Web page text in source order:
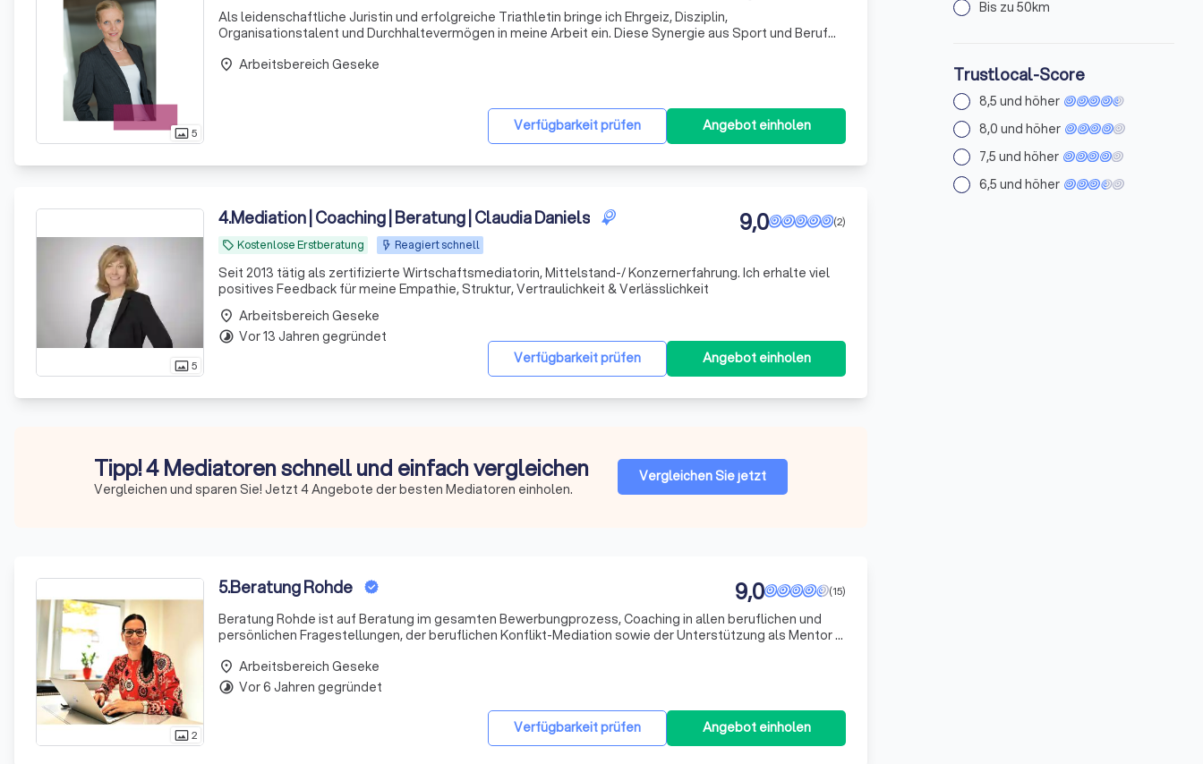
photo_size_select_actual5
Als leidenschaftliche Juristin und erfolgreiche Triathletin bringe ich Ehrgeiz, Disziplin,
Organisationstalent und Durchhaltevermögen in meine Arbeit ein. Diese Synergie aus Sport und Beruf
recht
Verfügbarkeit prüfen Angebot einholen
place Arbeitsbereich Geseke
photo_size_select_actual5
4.Mediation | Coaching | Beratung | Claudia Daniels
local_offer Kostenlose Erstberatung Reagiert schnell
(2)
9,0
Seit 2013 tätig als zertifizierte Wirtschaftsmediatorin, Mittelstand-/ Konzernerfahrung. Ich erhalte viel
positives Feedback für meine Empathie, Struktur, Vertraulichkeit & Verlässlichkeit
Verfügbarkeit prüfen Angebot einholen
place Arbeitsbereich Geseke
timelapse Vor 13 Jahren gegründet
Tipp! 4 Mediatoren schnell und einfach vergleichen
Vergleichen und sparen Sie! Jetzt 4 Angebote der besten Mediatoren einholen.
Vergleichen Sie jetzt
photo_size_select_actual2
5.Beratung Rohde (15)
9,0
Beratung Rohde ist auf Beratung im gesamten Bewerbungprozess, Coaching in allen beruflichen und
persönlichen Fragestellungen, der beruflichen Konflikt-Mediation sowie der Unterstützung als Mentor in
Verfügbarkeit prüfen Angebot einholen
place Arbeitsbereich Geseke
timelapse Vor 6 Jahren gegründet
Bis zu 50km
Trustlocal-Score
8,5 und höher
8,0 und höher
7,5 und höher
6,5 und höher